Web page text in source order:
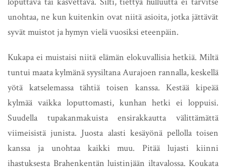
unohtaa, ne kun kuitenkin ovat niitä asioita, jotka jättävät
syvät muistot ja hymyn vielä vuosiksi eteenpäin.
Kukapa ei muistaisi niitä elämän elokuvallisia hetkiä. Miltä
tuntui maata kylmänä syysiltana Aurajoen rannalla, keskellä
yötä katselemassa tähtiä toisen kanssa. Kestää kipeää
kylmää vaikka loputtomasti, kunhan hetki ei loppuisi.
Suudella tupakanmakuista ensirakkautta välittämättä
viimeisistä junista. Juosta alasti kesäyönä pellolla toisen
kanssa ja unohtaa kaikki muu. Pitää lujasti kiinni
ihastuksesta Brahenkentän luistinjään iltavalossa. Koukata